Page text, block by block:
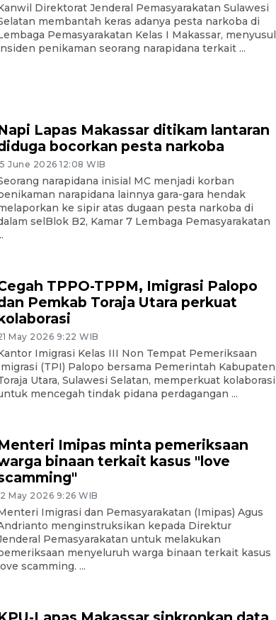
Direktorat Jenderal Pemasyarakatan Sulawesi
membantah keras adanya pesta narkoba di
Pemasyarakatan Kelas I Makassar, menyusul
penikaman seorang narapidana terkait ...
Lapas Makassar ditikam lantaran
bocorkan pesta narkoba
June 2026 12:08 WIB
narapidana inisial MC menjadi korban
narapidana lainnya gara-gara hendak
ke sipir atas dugaan pesta narkoba di
selBlok B2, Kamar 7 Lembaga Pemasyarakatan
TPPO-TPPM, Imigrasi Palopo
Pemkab Toraja Utara perkuat
May 2026 9:22 WIB
Imigrasi Kelas III Non Tempat Pemeriksaan
(TPI) Palopo bersama Pemerintah Kabupaten
Utara, Sulawesi Selatan, memperkuat kolaborasi
mencegah tindak pidana perdagangan ...
Imipas minta pemeriksaan
binaan terkait kasus "love
May 2026 9:26 WIB
Imigrasi dan Pemasyarakatan (Imipas) Agus
menginstruksikan kepada Direktur
Pemasyarakatan untuk melakukan
menyeluruh warga binaan terkait kasus
scamming. ...
HUT ke-80 Raja Keraton